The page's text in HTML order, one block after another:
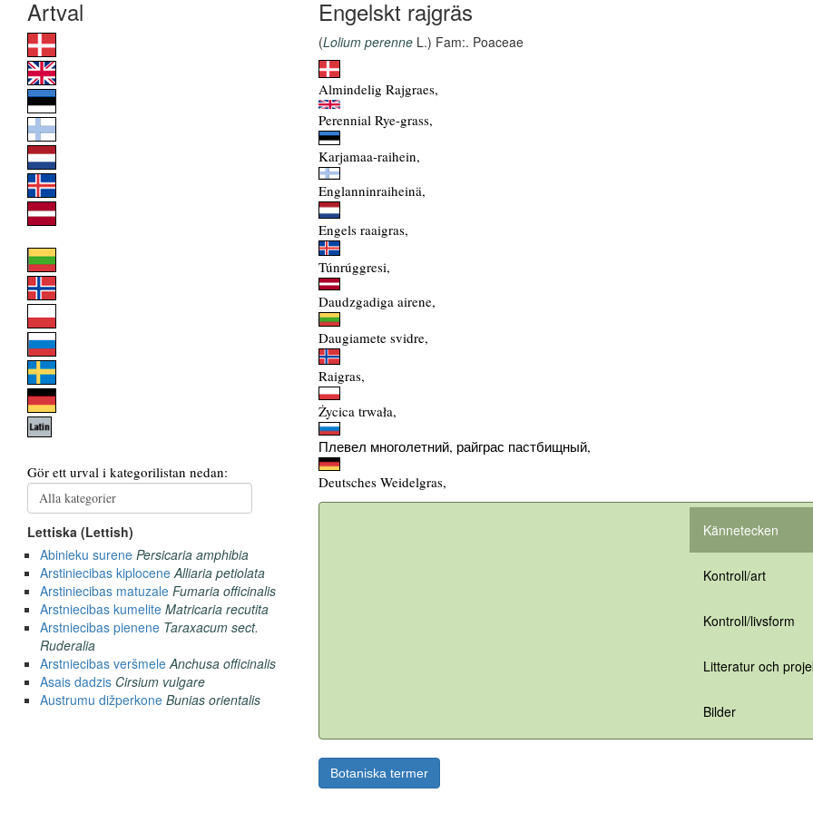
Engelskt rajgräs
(Lolium perenne L.) Fam:. Poaceae
Almindelig Rajgraes,
Perennial Rye-grass,
Karjamaa-raihein,
Englanninraiheinä,
Engels raaigras,
Túnrúggresi,
Daudzgadiga airene,
Daugiamete svidre,
Raigras,
Życica trwała,
Плевел многолетний, райграс пастбищный,
Deutsches Weidelgras,
Kännetecken
Kontroll/art
Kontroll/livsform
Litteratur och
Bilder
Botaniska termer